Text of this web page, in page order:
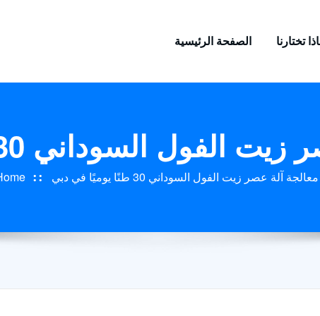
الصفحة الرئيسية تختارنا
السوداني 30 طنًا يوميًا في دبي
آلة عصر زيت الفول السوداني 30 طنًا يوميًا في دبي